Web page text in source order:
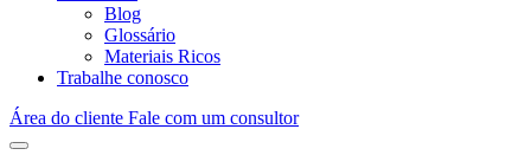
Blog
Glossário
Materiais Ricos
Trabalhe conosco
Área do cliente Fale com um consultor